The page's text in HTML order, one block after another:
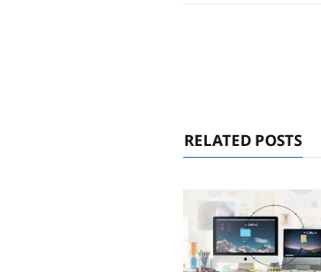
RELATED POSTS